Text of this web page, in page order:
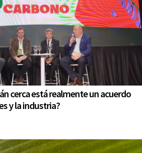
cerca está realmente un acuerdo
y la industria?